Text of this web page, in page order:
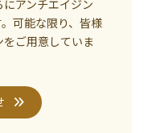
アンチエイジン
可能な限り、皆様
ご用意していま